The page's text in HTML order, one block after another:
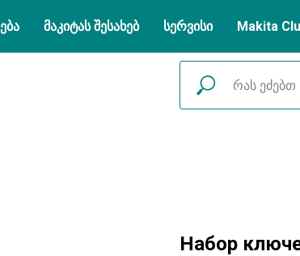
მაკიტას შესახებ სერვისი Makita
Набор